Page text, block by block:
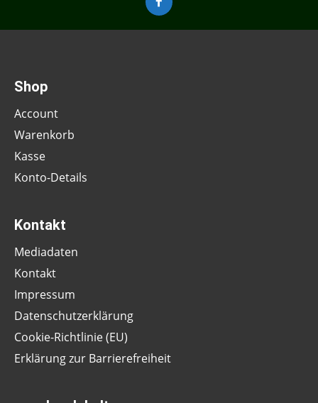
Shop
Account
Warenkorb
Kasse
Konto-Details
Kontakt
Mediadaten
Kontakt
Impressum
Datenschutzerklärung
Cookie-Richtlinie (EU)
Erklärung zur Barrierefreiheit